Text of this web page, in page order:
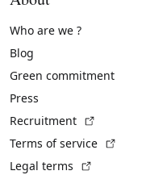
Who are we ?
Blog
Green commitment
Press
Recruitment
Terms of service
Legal terms